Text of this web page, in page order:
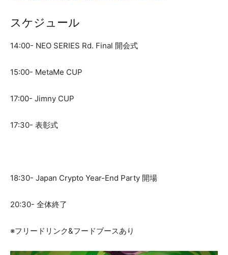
スケジュール
​14:00- NEO SERIES Rd. Final 開会式
15:00- MetaMe CUP
17:00- Jimny CUP
17:30- 表彰式
18:30- Japan Crypto Year-End Party 開場
20:30- 全体終了
​※フリードリンク&フードブースあり